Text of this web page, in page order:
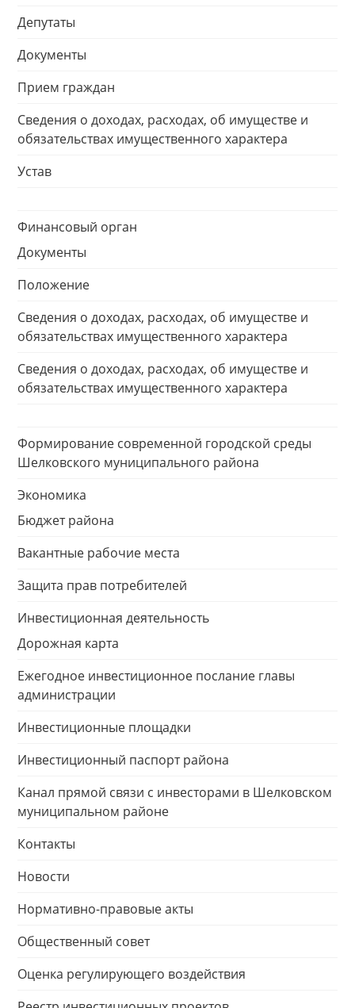
Депутаты
Документы
Прием граждан
Сведения о доходах, расходах, об имуществе и
обязательствах имущественного характера
Устав
Финансовый орган
Документы
Положение
Сведения о доходах, расходах, об имуществе и
обязательствах имущественного характера
Сведения о доходах, расходах, об имуществе и
обязательствах имущественного характера
Формирование современной городской среды
Шелковского муниципального района
Экономика
Бюджет района
Вакантные рабочие места
Защита прав потребителей
Инвестиционная деятельность
Дорожная карта
Ежегодное инвестиционное послание главы
администрации
Инвестиционные площадки
Инвестиционный паспорт района
Канал прямой связи с инвесторами в Шелковском
муниципальном районе
Контакты
Новости
Нормативно-правовые акты
Общественный совет
Оценка регулирующего воздействия